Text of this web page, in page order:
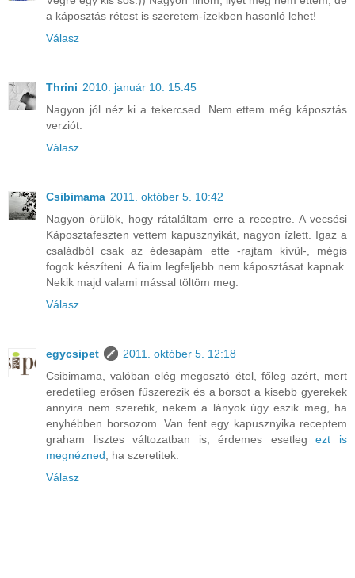
a káposztás rétest is szeretem-ízekben hasonló lehet!
Válasz
Thrini 2010. január 10. 15:45
Nagyon jól néz ki a tekercsed. Nem ettem még káposztás
verziót.
Válasz
Csibimama 2011. október 5. 10:42
Nagyon örülök, hogy rátaláltam erre a receptre. A vecsési
Káposztafeszten vettem kapusznyikát, nagyon ízlett. Igaz a
családból csak az édesapám ette -rajtam kívül-, mégis
fogok készíteni. A fiaim legfeljebb nem káposztásat kapnak.
Nekik majd valami mással töltöm meg.
Válasz
egycsipet
2011. október 5. 12:18
Csibimama, valóban elég megosztó étel, főleg azért, mert
eredetileg erősen fűszerezik és a borsot a kisebb gyerekek
annyira nem szeretik, nekem a lányok úgy eszik meg, ha
enyhébben borsozom. Van fent egy kapusznyika receptem
graham lisztes változatban is, érdemes esetlegezt is
megnézned, ha szeretitek.
Válasz